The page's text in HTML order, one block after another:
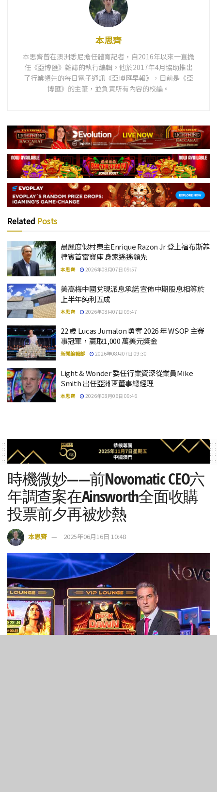
本思齊
本思齊曾在澳洲悉尼擔任體育記者，自2016年以來一直擔
任《亞博匯》雜誌的執行編輯。他於2017年4月協助推出
了行業領先的每日電子通訊《亞博匯早報》，目前是《亞
博匯》的主筆，並負責所有內容的校編。
Related Posts
晨麗度假村東主Enrique Razon Jr 登上福布斯菲
律賓首富寶座 身家遙遙領先
本思齊 2026年08月07日 09:57
美高梅中國兌現派息承諾 宣佈中期股息相等於
上半年純利五成
本思齊 2026年08月07日 09:47
22 歲 Lucas Jumalon 勇奪 2026 年 WSOP 主賽
事冠軍，贏取1,000 萬美元獎金
新聞編輯部 2026年08月07日 09:30
Light & Wonder 委任行業資深從業員Mike
Smith 出任亞洲區董事總經理
本思齊 2026年08月06日 09:46
時機微妙——前Novomatic CEO六
年調查案在Ainsworth全面收購
投票前夕再被炒熱
本思齊 2025年06月16日 10:48